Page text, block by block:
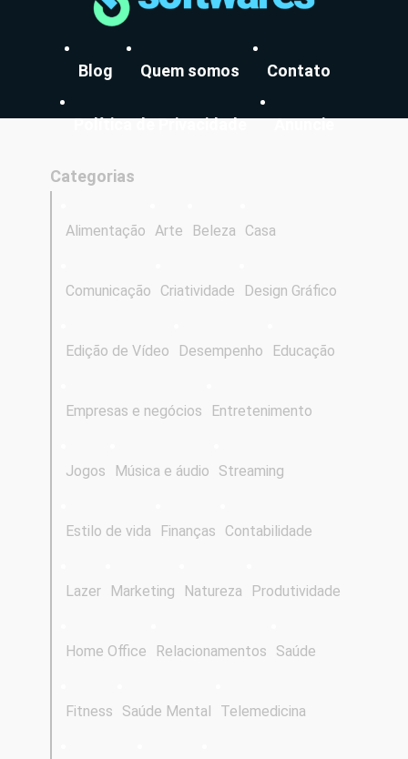
Blog Quem somos Contato
Política de Privacidade Anuncie
Categorias
Alimentação Arte Beleza Casa
Comunicação Criatividade Design Gráfico
Edição de Vídeo Desempenho Educação
Empresas e negócios Entretenimento
Jogos Música e áudio Streaming
Estilo de vida Finanças Contabilidade
Lazer Marketing Natureza Produtividade
Home Office Relacionamentos Saúde
Fitness Saúde Mental Telemedicina